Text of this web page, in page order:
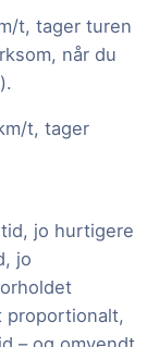
t, tager turen
når du
t, tager
jo hurtigere
jo
proportionalt,